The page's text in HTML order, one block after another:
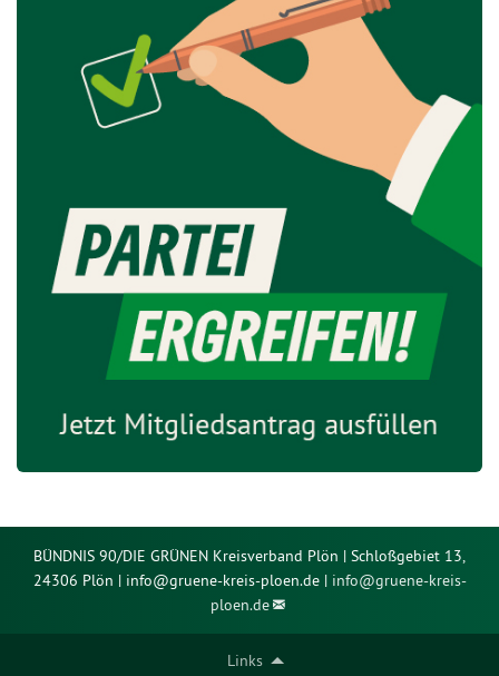
Links
BÜNDNIS 90/DIE GRÜNEN Kreisverband Plön | Schloßgebiet 13,
24306 Plön | info@gruene-kreis-ploen.de | info@gruene-kreis-
ploen.de